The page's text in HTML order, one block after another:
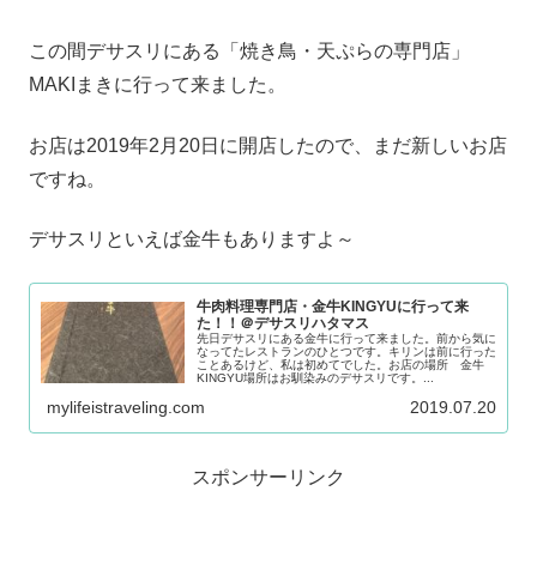
この間デサスリにある「焼き鳥・天ぷらの専門店」
MAKIまきに行って来ました。
お店は2019年2月20日に開店したので、まだ新しいお店
ですね。
デサスリといえば金牛もありますよ～
牛肉料理専門店・金牛KINGYUに行って来
た！！＠デサスリハタマス
先日デサスリにある金牛に行って来ました。前から気に
なってたレストランのひとつです。キリンは前に行った
ことあるけど、私は初めてでした。お店の場所 金牛
KINGYU場所はお馴染みのデサスリです。...
mylifeistraveling.com 2019.07.20
スポンサーリンク